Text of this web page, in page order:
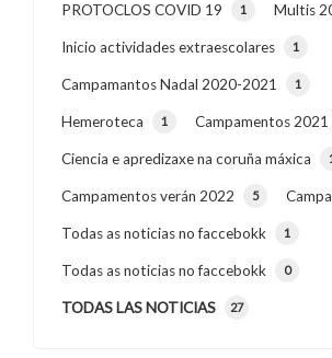
TODAS LAS NOTICIAS 27
PROTOCLOS COVID 19 1 Multis
Inicio actividades extraescolares 1
Campamantos Nadal 2020-2021 1
Hemeroteca 1 Campamentos 2021
Ciencia e apredizaxe na coruña máxica
Campamentos verán 2022 5
Todas as noticias no faccebokk 1
Todas as noticias no faccebokk 0